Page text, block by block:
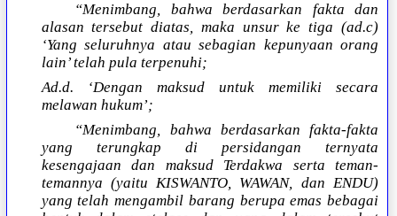
“Menimbang, bahwa berdasarkan fakta dan
alasan tersebut diatas, maka unsur ke tiga (ad.c)
‘Yang seluruhnya atau sebagian kepunyaan orang
lain’ telah pula terpenuhi;
Ad.d. ‘Dengan maksud untuk memiliki secara
melawan hukum’;
“Menimbang, bahwa berdasarkan fakta-fakta
yang terungkap di persidangan ternyata
kesengajaan dan maksud Terdakwa serta teman-
temannya (yaitu KISWANTO, WAWAN, dan ENDU)
yang telah mengambil barang berupa emas bebagai